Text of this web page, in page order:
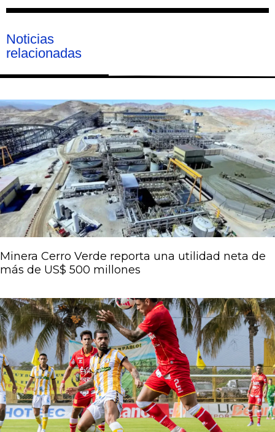
Noticias
relacionadas
Minera Cerro Verde reporta una utilidad neta de
más de US$ 500 millones
Página
Página
Página
Página
Página